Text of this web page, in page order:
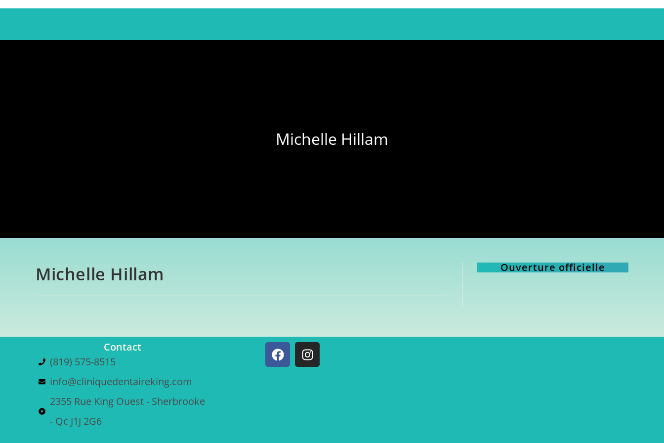
Michelle Hillam
Michelle Hillam Ouverture officielle
Contact
(819) 575-8515
info@cliniquedentaireking.com
2355 Rue King Ouest - Sherbrooke
- Qc J1J 2G6